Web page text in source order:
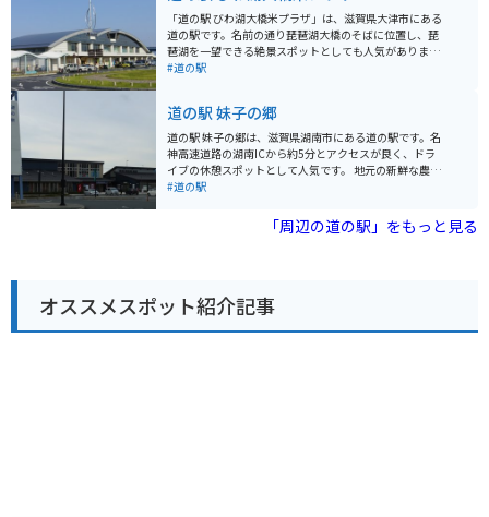
には広い駐車場が完備されているので安心です。また、
周辺には、琵琶湖や比叡山など、ツーリングに最適なス
ポットがたくさんあります。竜王かがみの里は、ツーリ
ングの休憩場所としても最適な場所と言えるでしょう。
す。お土産には、地元産の果物を使ったジャムやジュー
スもおすすめです。
「道の駅 びわ湖大橋米プラザ」は、滋賀県大津市にある
道の駅です。名前の通り琵琶湖大橋のそばに位置し、琵
琶湖を一望できる絶景スポットとしても人気がありま
す。 施設内には、地元の新鮮な農産物を販売する直売所
ります。 レストランでは、近江牛を使ったメニューや、
琵琶湖でとれた魚の料理などが人気です。 バイクで訪れ
る場合、道の駅には広い駐車場が完備されているので安
心です。琵琶湖大橋を渡って、湖周道路をツーリングす
るのもおすすめです。 周辺には、国の名勝に指定されて
#道の駅
道の駅 妹子の郷
道の駅 妹子の郷は、滋賀県湖南市にある道の駅です。名
神高速道路の湖南ICから約5分とアクセスが良く、ドラ
イブの休憩スポットとして人気です。 地元の新鮮な農産
物が販売されている直売所や、近江牛や地元野菜を使っ
滋賀県が誇るブランド和牛なので、ぜひ味わってみてく
るのも魅力です。 道の駅 妹子の郷は、地元の特産品やグ
ルメ、そして周辺の観光スポットも楽しめる便利な場所
です。ぜひ観光の itinerary に加えてみてください。
#道の駅
「周辺の道の駅」をもっと見る
オススメスポット紹介記事